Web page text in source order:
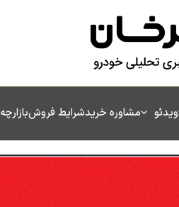
ویدئو مشاوره خریدشرایط فروشبازارچه